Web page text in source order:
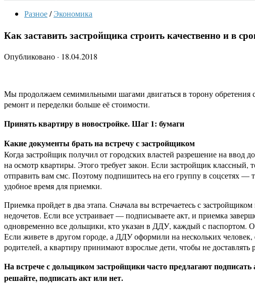
Разное/ Экономика
Как заставить застройщика строить качественно и в
Опубликовано · 18.04.2018
Мы продолжаем семимильными шагами двигаться в торону обретения
ремонт и переделки больше её стоимости.
Принять квартиру в новостройке. Шаг 1: бумаги
Какие документы брать на встречу с застройщиком
Когда застройщик получил от городских властей разрешение на
на осмотр квартиры. Этого требует закон. Если застройщик
отправить вам смс. Поэтому подпишитесь на его группу в соцсетях —
удобное время для приемки.
Приемка пройдет в два этапа. Сначала вы встречаетесь с
недочетов. Если все устраивает — подписываете акт, и приемка
одновременно все дольщики, кто указан в ДДУ, каждый с паспортом.
Если живете в другом городе, а ДДУ оформили на нескольких
родителей, а квартиру принимают взрослые дети, чтобы не
На встрече с дольщиком застройщики часто предлагают
решайте, подписать акт или нет.